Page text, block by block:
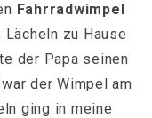
Fahrradwimpel
zu Hause
der Papa seinen
der Wimpel am
ging in meine